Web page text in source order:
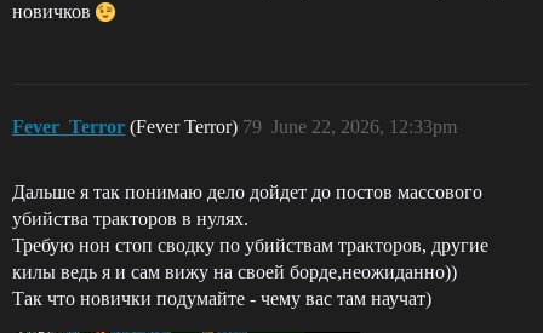
новичков
Fever_Terror (Fever Terror) June 22, 2026, 12:33pm
79
Дальше я так понимаю дело дойдет до постов массового
убийства тракторов в нулях.
Требую нон стоп сводку по убийствам тракторов, другие
килы ведь я и сам вижу на своей борде,неожиданно))
Так что новички подумайте - чему вас там научат)